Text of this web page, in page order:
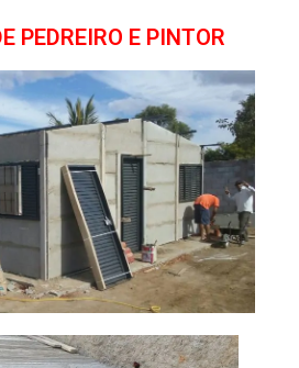
PEDREIRO E PINTOR